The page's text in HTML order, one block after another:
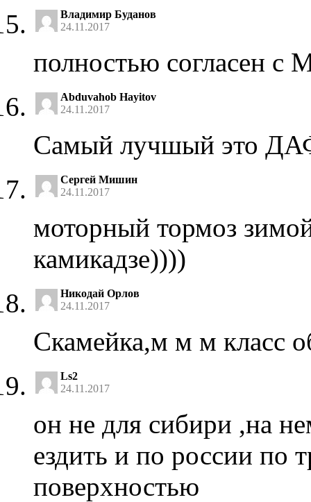
Владимир Буданов
24.11.2017
полностью согласен с
Abduvahob Hayitov
24.11.2017
Самый лучшый это
Сергей Мишин
24.11.2017
моторный тормоз
камикадзе))))
Никодай Орлов
24.11.2017
Скамейка,м м м класс
Ls2
24.11.2017
он не для сибири ,на
ездить и по россии по
поверхностью